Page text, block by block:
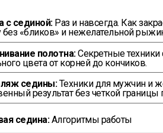
с сединой: Раз и навсегда. Как
без «бликов» и нежелательной
полотна:Секретные техники
цвета от корней до кончиков.
седины:Техники для мужчин и
результат без четкой границы
седина:Алгоритмы работы